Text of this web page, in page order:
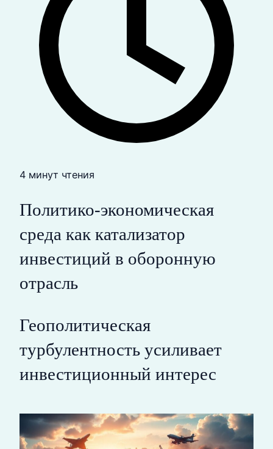
4 минут чтения
Политико-экономическая
среда как катализатор
инвестиций в оборонную
отрасль
Геополитическая
турбулентность усиливает
инвестиционный интерес